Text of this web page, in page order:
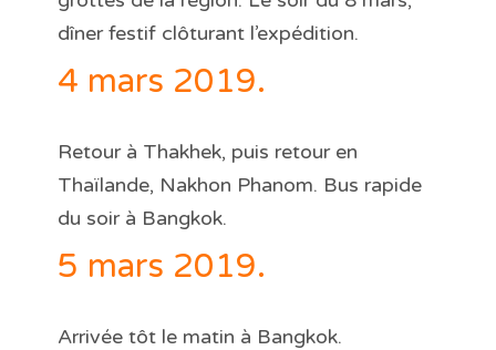
dîner festif clôturant l’expédition.
4 mars 2019.
Retour à Thakhek, puis retour en
Thaïlande, Nakhon Phanom. Bus rapide
du soir à Bangkok.
5 mars 2019.
Arrivée tôt le matin à Bangkok.